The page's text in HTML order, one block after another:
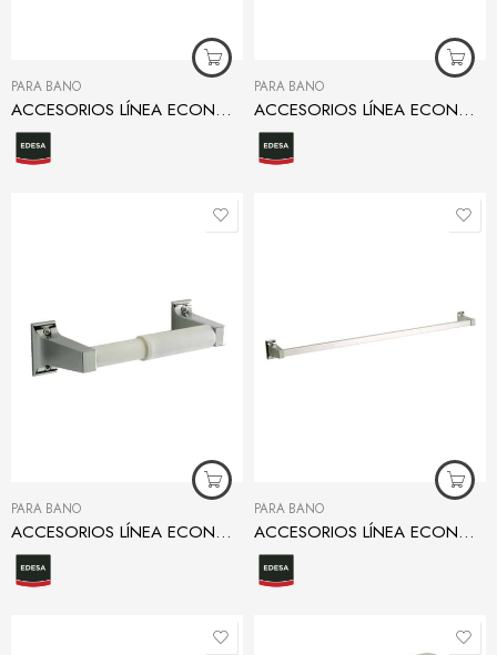
PARA BAÑO
ACCESORIOS LÍNEA ECONÓMICA JABONERA
PARA BAÑO
ACCESORIOS LÍNEA ECONÓMICA PORTACEPILLOS
PARA BAÑO
ACCESORIOS LÍNEA ECONÓMICA PORTAROLLO
PARA BAÑO
ACCESORIOS LÍNEA ECONÓMICA TOALLERO 60 CM